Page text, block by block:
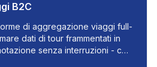
B2C
di aggregazione viaggi full-
dati di tour frammentati in
senza interruzioni - con